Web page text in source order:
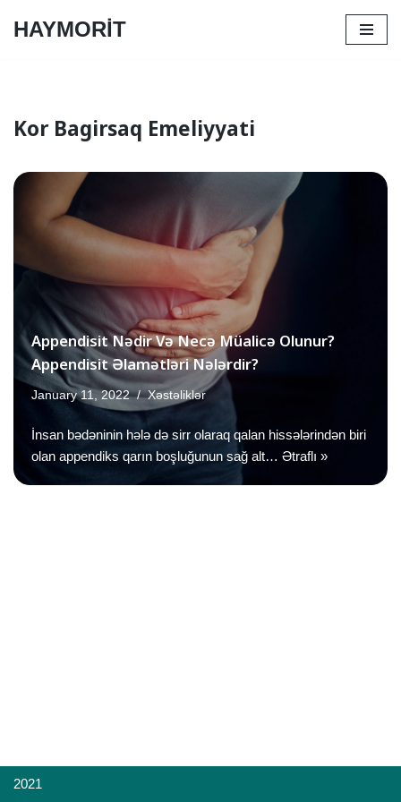
HAYMORİT
Kor Bagirsaq Emeliyyati
Appendisit Nədir Və Necə Müalicə Olunur?
Appendisit Əlamətləri Nələrdir?
January 11, 2022 Xəstəliklər
İnsan bədəninin hələ də sirr olaraq qalan hissələrindən biri
olan appendiks qarın boşluğunun sağ alt… Ətraflı »
2021